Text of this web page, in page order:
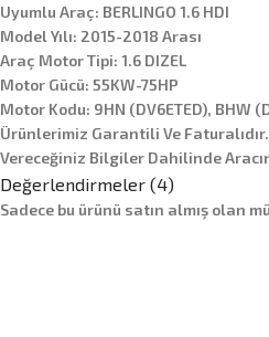
Uyumlu Araç: BERLINGO 1.6 HDI
Model Yılı: 2015-2018 Arası
Araç Motor Tipi: 1.6 DIZEL
Motor Gücü: 55KW-75HP
Motor Kodu: 9HN (DV6ETED), BHW
Ürünlerimiz Garantili Ve
Vereceğiniz Bilgiler Dahilinde
Değerlendirmeler (4)
Sadece bu ürünü satın almış olan